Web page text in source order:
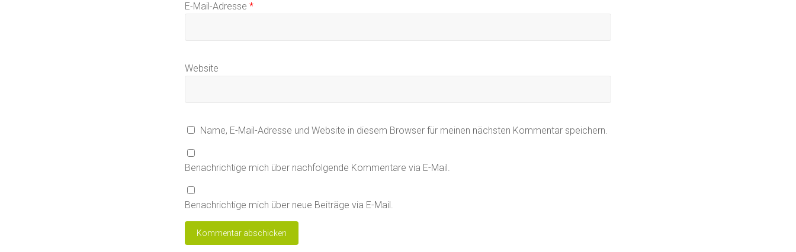
E-Mail-Adresse *
Website
Name, E-Mail-Adresse und Website in diesem Browser für meinen nächsten Kommentar speichern.
Benachrichtige mich über nachfolgende Kommentare via E-Mail.
Benachrichtige mich über neue Beiträge via E-Mail.